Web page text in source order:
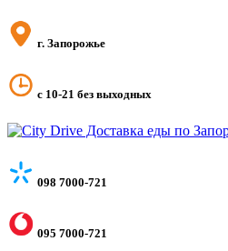
г. Запорожье
с 10-21 без выходных
098 7000-721
095 7000-721